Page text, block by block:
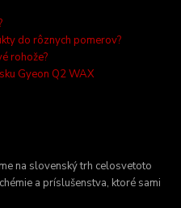
do rôznych pomerov?
rohože?
Gyeon Q2 WAX
na slovenský trh celosvetoto
a príslušenstva, ktoré sami